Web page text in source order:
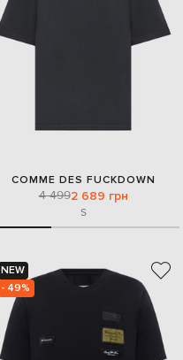
COMME DES FUCKDOWN
4 4992 689 грн
S
NEW
- 49%